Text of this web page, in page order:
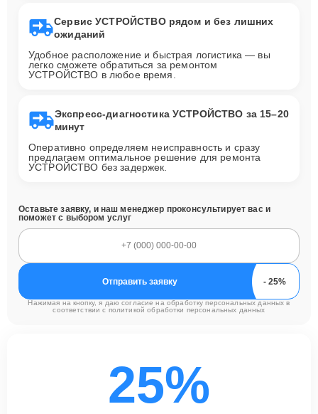
Сервис УСТРОЙСТВО рядом и без лишних
ожиданий
Удобное расположение и быстрая логистика — вы
легко сможете обратиться за ремонтом
УСТРОЙСТВО в любое время.
Экспресс-диагностика УСТРОЙСТВО за 15–20
минут
Оперативно определяем неисправность и сразу
предлагаем оптимальное решение для ремонта
УСТРОЙСТВО без задержек.
Оставьте заявку, и наш менеджер проконсультирует вас и
поможет с выбором услуг
Отправить заявку
Нажимая на кнопку, я даю согласие на обработку персональных данных в
соответствии с политикой обработки персональных данных
25%